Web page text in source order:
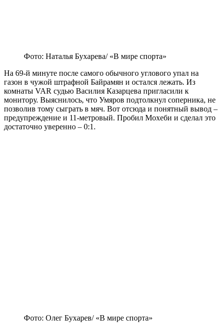
Фото: Наталья Бухарева/ «В мире спорта»
На 69-й минуте после самого обычного углового упал на
газон в чужой штрафной Байрамян и остался лежать. Из
комнаты VAR судью Василия Казарцева пригласили к
монитору. Выяснилось, что Умяров подтолкнул соперника, не
позволив тому сыграть в мяч. Вот отсюда и понятный вывод –
предупреждение и 11-метровый. Пробил Мохеби и сделал это
достаточно уверенно – 0:1.
Фото: Олег Бухарев/ «В мире спорта»